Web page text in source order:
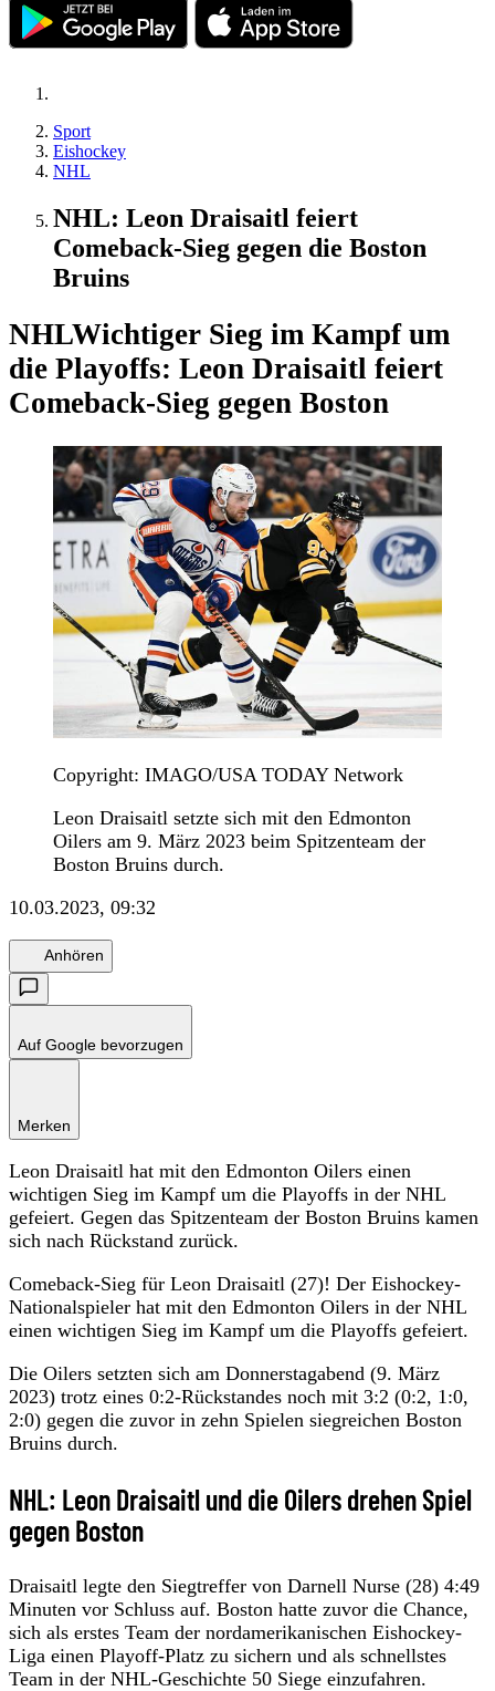
Sport
Eishockey
NHL
NHL: Leon Draisaitl feiert
Comeback-Sieg gegen die Boston
Bruins
NHLWichtiger Sieg im Kampf um
die Playoffs: Leon Draisaitl feiert
Comeback-Sieg gegen Boston
Copyright: IMAGO/USA TODAY Network
Leon Draisaitl setzte sich mit den Edmonton
Oilers am 9. März 2023 beim Spitzenteam der
Boston Bruins durch.
10.03.2023, 09:32
Anhören
Auf Google bevorzugen
Merken
Leon Draisaitl hat mit den Edmonton Oilers einen
wichtigen Sieg im Kampf um die Playoffs in der NHL
gefeiert. Gegen das Spitzenteam der Boston Bruins kamen
sich nach Rückstand zurück.
Comeback-Sieg für Leon Draisaitl (27)! Der Eishockey-
Nationalspieler hat mit den Edmonton Oilers in der NHL
einen wichtigen Sieg im Kampf um die Playoffs gefeiert.
Die Oilers setzten sich am Donnerstagabend (9. März
2023) trotz eines 0:2-Rückstandes noch mit 3:2 (0:2, 1:0,
2:0) gegen die zuvor in zehn Spielen siegreichen Boston
Bruins durch.
NHL: Leon Draisaitl und die Oilers drehen Spiel
gegen Boston
Draisaitl legte den Siegtreffer von Darnell Nurse (28) 4:49
Minuten vor Schluss auf. Boston hatte zuvor die Chance,
sich als erstes Team der nordamerikanischen Eishockey-
Liga einen Playoff-Platz zu sichern und als schnellstes
Team in der NHL-Geschichte 50 Siege einzufahren.